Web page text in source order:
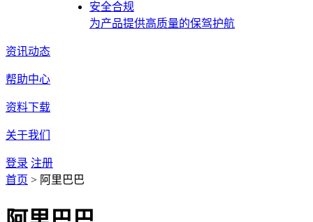
安全合规
为产品提供高质量的保驾护航
资讯动态
帮助中心
资料下载
关于我们
登录 注册
首页 > 阿里巴巴